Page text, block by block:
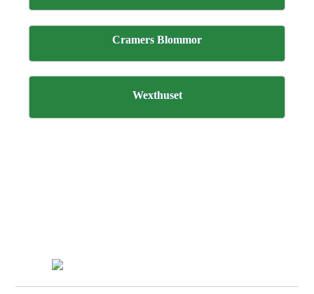
Cramers Blommor
Wexthuset